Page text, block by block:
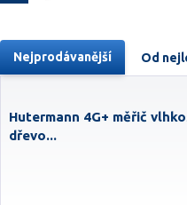
Nejprodávanější Od
Hutermann 4G+ měřič
dřevo...